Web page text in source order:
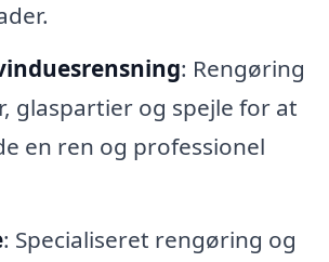
: Rengøring
glaspartier og spejle for at
en ren og professionel
: Specialiseret rengøring og